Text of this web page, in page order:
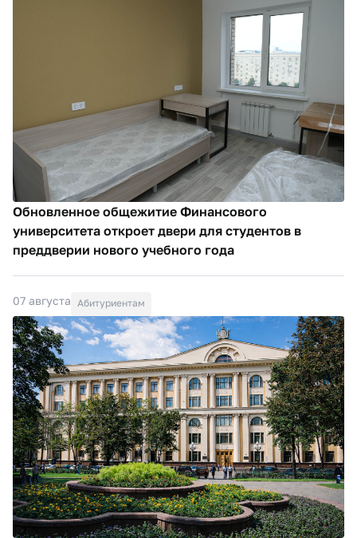
Обновленное общежитие Финансового
университета откроет двери для студентов в
преддверии нового учебного года
07 августа Абитуриентам